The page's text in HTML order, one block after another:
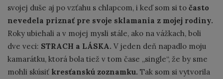
svojej duše aj po vzťahu s chlapcom, i keď som si to často
nevedela priznať pre svoje sklamania z mojej rodiny.
Roky ubiehali a v mojej mysli stále, ako na vážkach, boli
dve veci: STRACH a LÁSKA. V jeden deň napadlo moju
kamarátku, ktorá bola tiež v tom čase ,,single“, že by sme
mohli skúsiť kresťanskú zoznamku. Tak som si vytvorila